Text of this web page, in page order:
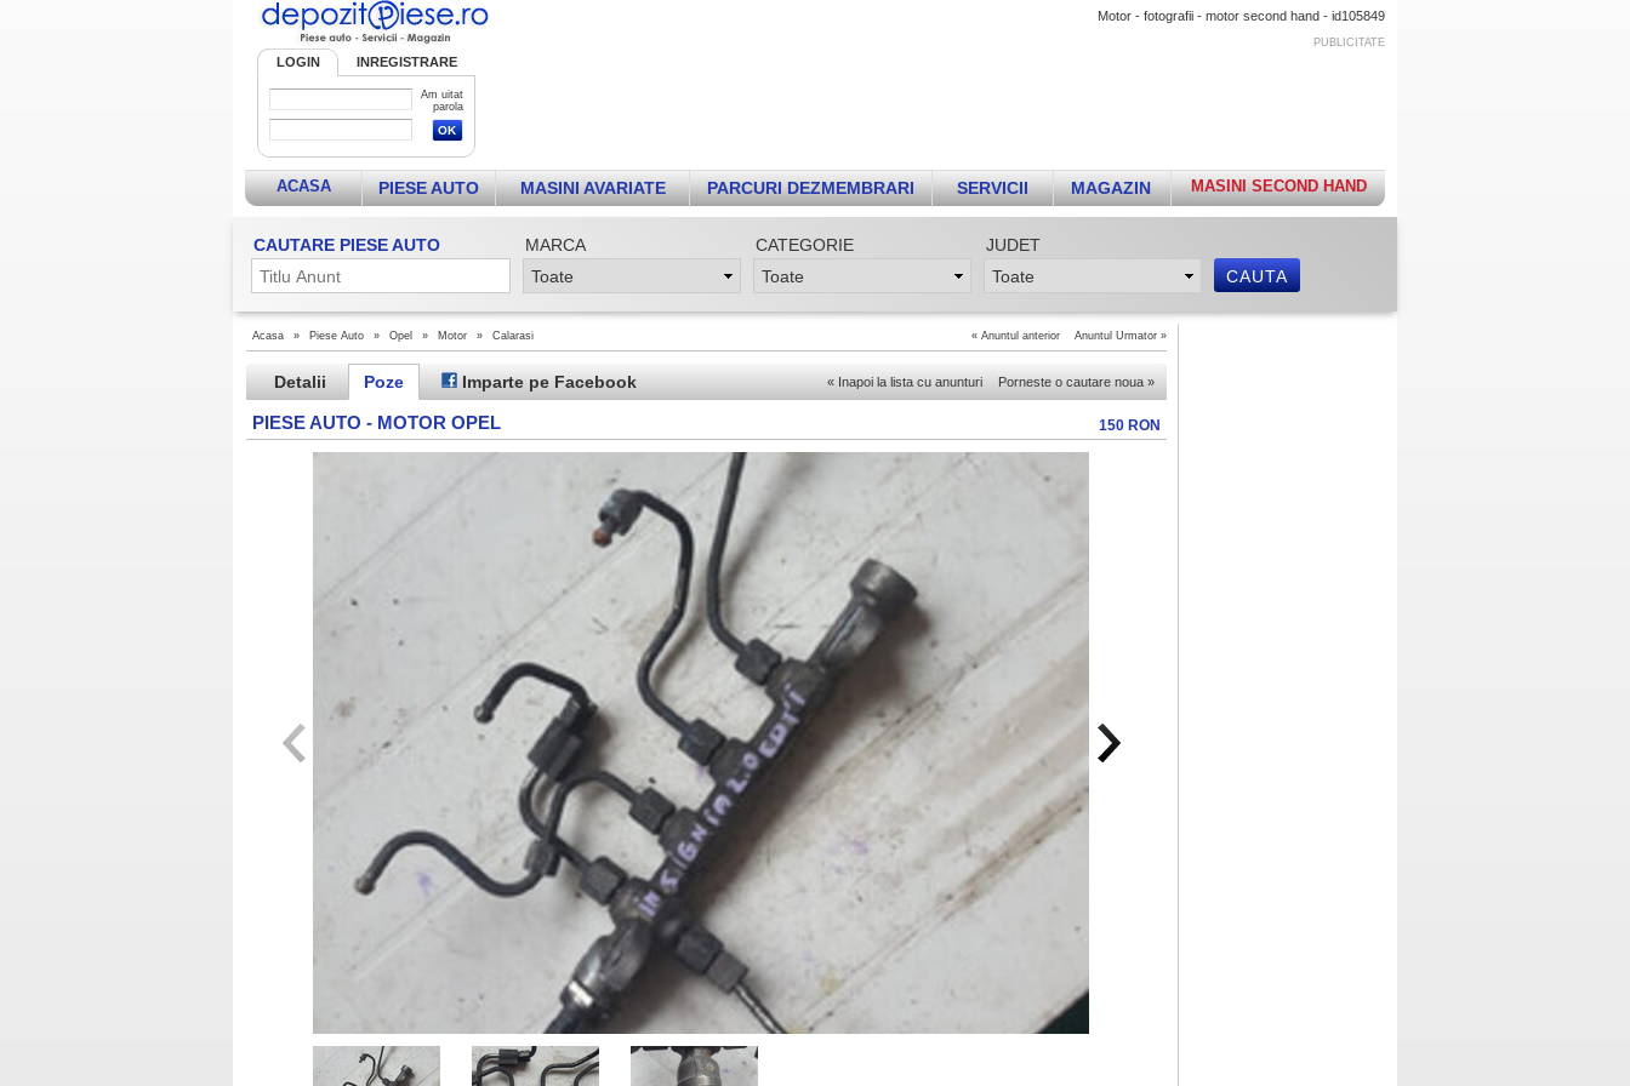
Motor - fotografii - motor second hand - id105849
PUBLICITATE
LOGIN INREGISTRARE
Am uitat
parola
ACASA PIESE AUTO MASINI AVARIATE PARCURI DEZMEMBRARI SERVICII MAGAZIN MASINI SECOND HAND
CAUTARE PIESE AUTO MARCA CATEGORIE JUDET
« Anuntul anterior Anuntul Urmator »
Acasa » Piese Auto » Opel » Motor » Calarasi
Detalii Poze Imparte pe Facebook « Inapoi la lista cu anunturi Porneste o cautare noua »
PIESE AUTO - MOTOR OPEL 150 RON